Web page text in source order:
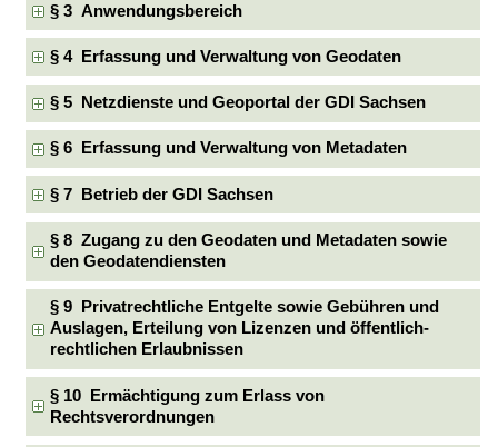
§ 3 Anwendungsbereich
§ 4 Erfassung und Verwaltung von Geodaten
§ 5 Netzdienste und Geoportal der GDI Sachsen
§ 6 Erfassung und Verwaltung von Metadaten
§ 7 Betrieb der GDI Sachsen
§ 8 Zugang zu den Geodaten und Metadaten sowie
den Geodatendiensten
§ 9 Privatrechtliche Entgelte sowie Gebühren und
Auslagen, Erteilung von Lizenzen und öffentlich-
rechtlichen Erlaubnissen
§ 10 Ermächtigung zum Erlass von
Rechtsverordnungen